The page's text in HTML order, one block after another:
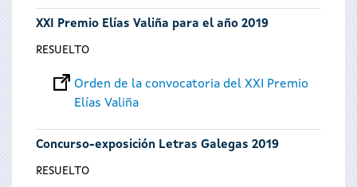
XXI Premio Elías Valiña para el año 2019
RESUELTO
Orden de la convocatoria del XXI Premio
Elías Valiña
Concurso-exposición Letras Galegas 2019
RESUELTO